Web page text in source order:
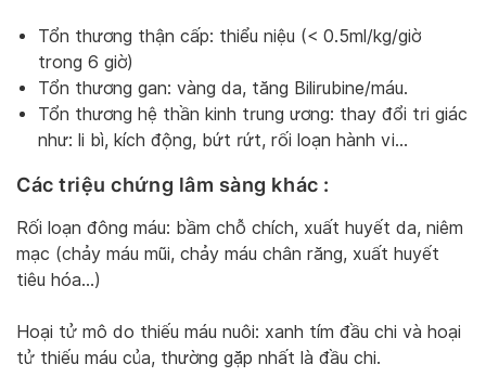
Tổn thương thận cấp: thiểu niệu (< 0.5ml/kg/giờ
trong 6 giờ)
Tổn thương gan: vàng da, tăng Bilirubine/máu.
Tổn thương hệ thần kinh trung ương: thay đổi tri giác
như: li bì, kích động, bứt rứt, rối loạn hành vi…
Các triệu chứng lâm sàng khác :
Rối loạn đông máu: bầm chỗ chích, xuất huyết da, niêm
mạc (chảy máu mũi, chảy máu chân răng, xuất huyết
tiêu hóa…)
Hoại tử mô do thiếu máu nuôi: xanh tím đầu chi và hoại
tử thiếu máu của, thường gặp nhất là đầu chi.